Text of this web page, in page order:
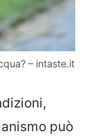
– intaste.it
può